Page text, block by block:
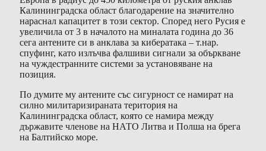
Калининградска област благодарение на значително
нараснал капацитет в този сектор. Според него Русия е
увеличила от 3 в началото на миналата година до 36
сега антените си в анклава за кибератака – т.нар.
спуфинг, като излъчва фалшиви сигнали за объркване
на чуждестранните системи за установяване на
позиция.
По думите му антените със сигурност се намират на
силно милитаризираната територия на
Калининградска област, която се намира между
държавите членове на НАТО Литва и Полша на брега
на Балтийско море.